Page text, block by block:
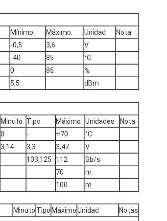
Mínimo. Máximo. Unidad
Nota
-0,5 3,6
V
-40 85
°C
0 85
%
5,5 dBm
Minuto Tipo Máximo Unidades
Nota
0 - +70
°C
3,14 3,3 3,47
V
103,125 112
Gb/s
70
m
100 m
Minuto Tipo MáximoUnidad
Notas